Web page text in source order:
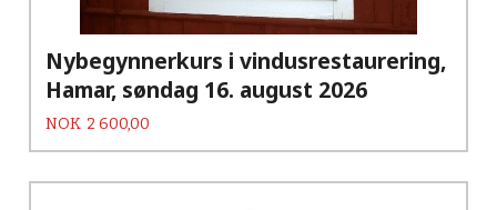
Nybegynnerkurs i vindusrestaurering,
Hamar, søndag 16. august 2026
Pris
NOK 2 600,00